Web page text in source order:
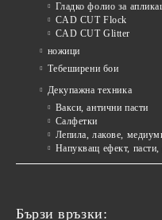
Гладко фолио за
CAD CUT Flock
CAD CUT Glitter
ножици
Тебеширени бои
Декупажна техника
Вакси, антични пасти
Салфетки
Лепила, лакове,
Напукващ ефект,
Бързи връзки: